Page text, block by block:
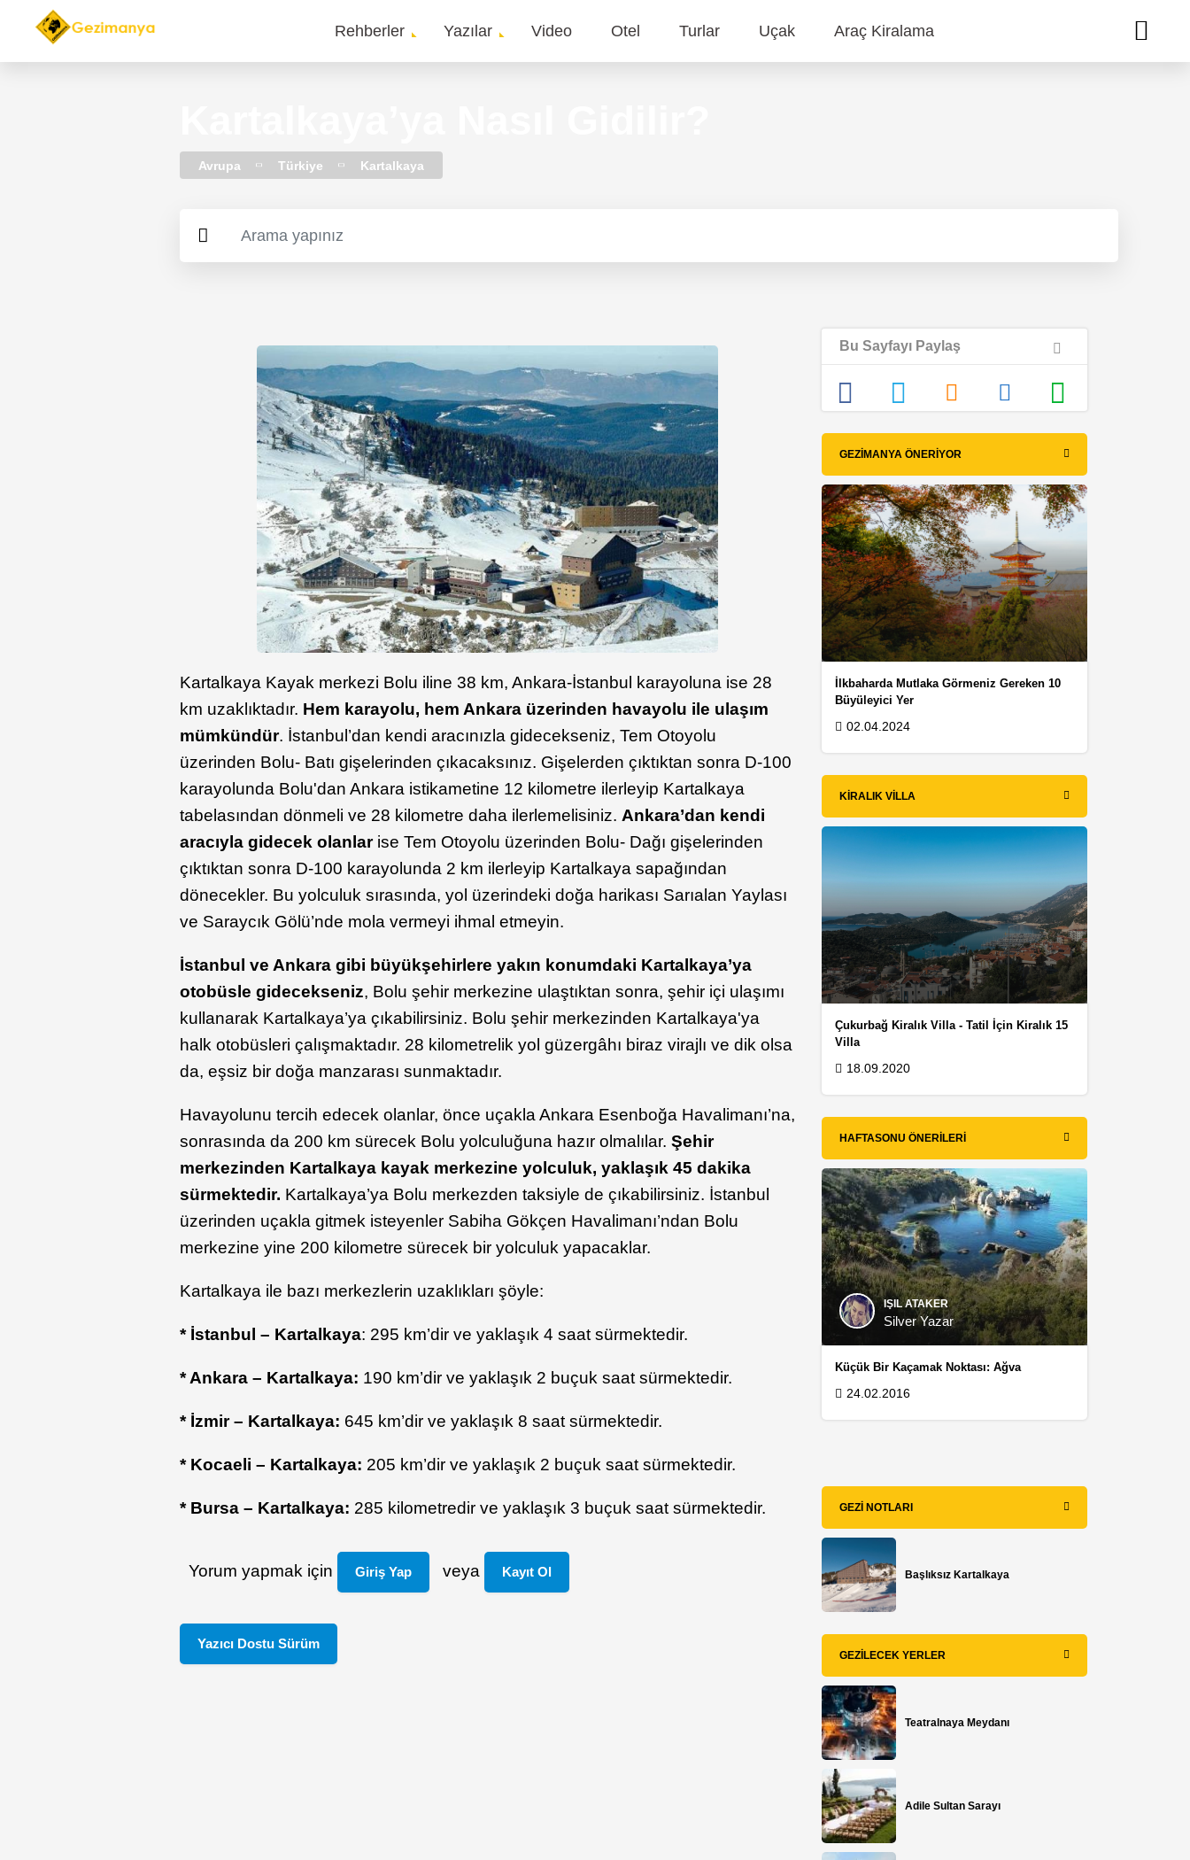
Main
Rehberler Yazılar Video Otel Turlar Uçak Araç Kiralama
Avrupa Türkiye Kartalkaya
Kartalkaya Kayak merkezi Bolu iline 38 km, Ankara-İstanbul karayoluna ise 28
km uzaklıktadır. Hem karayolu, hem Ankara üzerinden havayolu ile ulaşım
mümkündür. İstanbul’dan kendi aracınızla gidecekseniz, Tem Otoyolu
üzerinden Bolu- Batı gişelerinden çıkacaksınız. Gişelerden çıktıktan sonra D-100
karayolunda Bolu'dan Ankara istikametine 12 kilometre ilerleyip Kartalkaya
tabelasından dönmeli ve 28 kilometre daha ilerlemelisiniz.Ankara’dan kendi
aracıyla gidecek olanlarise Tem Otoyolu üzerinden Bolu- Dağı gişelerinden
çıktıktan sonra D-100 karayolunda 2 km ilerleyip Kartalkaya sapağından
dönecekler. Bu yolculuk sırasında, yol üzerindeki doğa harikası Sarıalan Yaylası
ve Saraycık Gölü’nde mola vermeyi ihmal etmeyin.
İstanbul ve Ankara gibi büyükşehirlere yakın konumdaki Kartalkaya’ya
otobüsle gidecekseniz, Bolu şehir merkezine ulaştıktan sonra, şehir içi ulaşımı
kullanarak Kartalkaya’ya çıkabilirsiniz. Bolu şehir merkezinden Kartalkaya'ya
halk otobüsleri çalışmaktadır. 28 kilometrelik yol güzergâhı biraz virajlı ve dik olsa
da, eşsiz bir doğa manzarası sunmaktadır.
Havayolunu tercih edecek olanlar, önce uçakla Ankara Esenboğa Havalimanı’na,
sonrasında da 200 km sürecek Bolu yolculuğuna hazır olmalılar.Şehir
merkezinden Kartalkaya kayak merkezine yolculuk, yaklaşık 45 dakika
sürmektedir. Kartalkaya’ya Bolu merkezden taksiyle de çıkabilirsiniz. İstanbul
üzerinden uçakla gitmek isteyenler Sabiha Gökçen Havalimanı’ndan Bolu
merkezine yine 200 kilometre sürecek bir yolculuk yapacaklar.
Kartalkaya ile bazı merkezlerin uzaklıkları şöyle:
* İstanbul – Kartalkaya: 295 km’dir ve yaklaşık 4 saat sürmektedir.
* Ankara – Kartalkaya: 190 km’dir ve yaklaşık 2 buçuk saat sürmektedir.
* İzmir – Kartalkaya: 645 km’dir ve yaklaşık 8 saat sürmektedir.
* Kocaeli – Kartalkaya: 205 km’dir ve yaklaşık 2 buçuk saat sürmektedir.
* Bursa – Kartalkaya: 285 kilometredir ve yaklaşık 3 buçuk saat sürmektedir.
Yorum yapmak için Giriş Yap veya Kayıt Ol
Yazıcı Dostu Sürüm
Bu Sayfayı Paylaş
GEZIMANYA ÖNERIYOR
İlkbaharda Mutlaka Görmeniz Gereken 10
Büyüleyici Yer
02.04.2024
KIRALIK VILLA
Çukurbağ Kiralık Villa - Tatil İçin Kiralık 15
Villa
18.09.2020
HAFTASONU ÖNERILERI
IŞIL ATAKER
Silver Yazar
Küçük Bir Kaçamak Noktası: Ağva
24.02.2016
GEZI NOTLARI
Başlıksız Kartalkaya
GEZILECEK YERLER
Teatralnaya Meydanı
Adile Sultan Sarayı